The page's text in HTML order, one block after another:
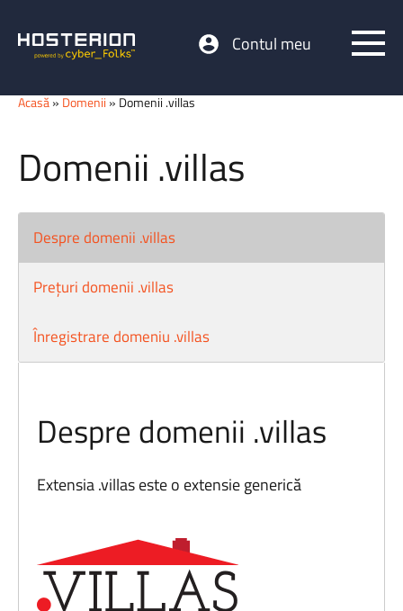
Contul meu
Acasă» Domenii » Domenii .villas
Domenii .villas
Despre domenii .villas
Prețuri domenii .villas
Înregistrare domeniu .villas
Despre domenii .villas
Extensia .villas este o extensie generică